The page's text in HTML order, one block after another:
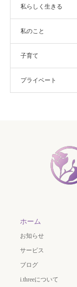
私らしく生きる
私のこと
子育て
プライベート
ホーム
お知らせ
サービス
ブログ
i.threeについて